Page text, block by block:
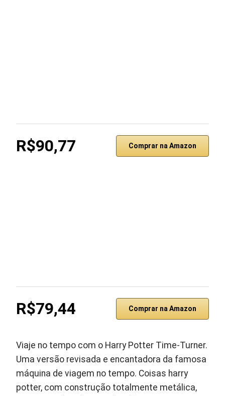
R$90,77 Comprar na Amazon
R$79,44 Comprar na Amazon
Viaje no tempo com o Harry Potter Time-Turner.
Uma versão revisada e encantadora da famosa
máquina de viagem no tempo. Coisas harry
potter, com construção totalmente metálica,